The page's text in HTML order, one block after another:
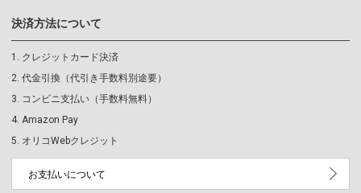
決済方法について
クレジットカード決済
代金引換（代引き手数料別途要）
コンビニ支払い（手数料無料）
Amazon Pay
オリコWebクレジット
お支払いについて